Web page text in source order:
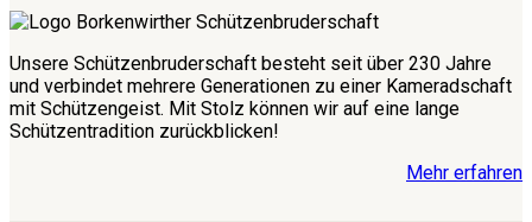
Unsere Schützenbruderschaft besteht seit über 230 Jahre
und verbindet mehrere Generationen zu einer Kameradschaft
mit Schützengeist. Mit Stolz können wir auf eine lange
Schützentradition zurückblicken!
Mehr erfahren